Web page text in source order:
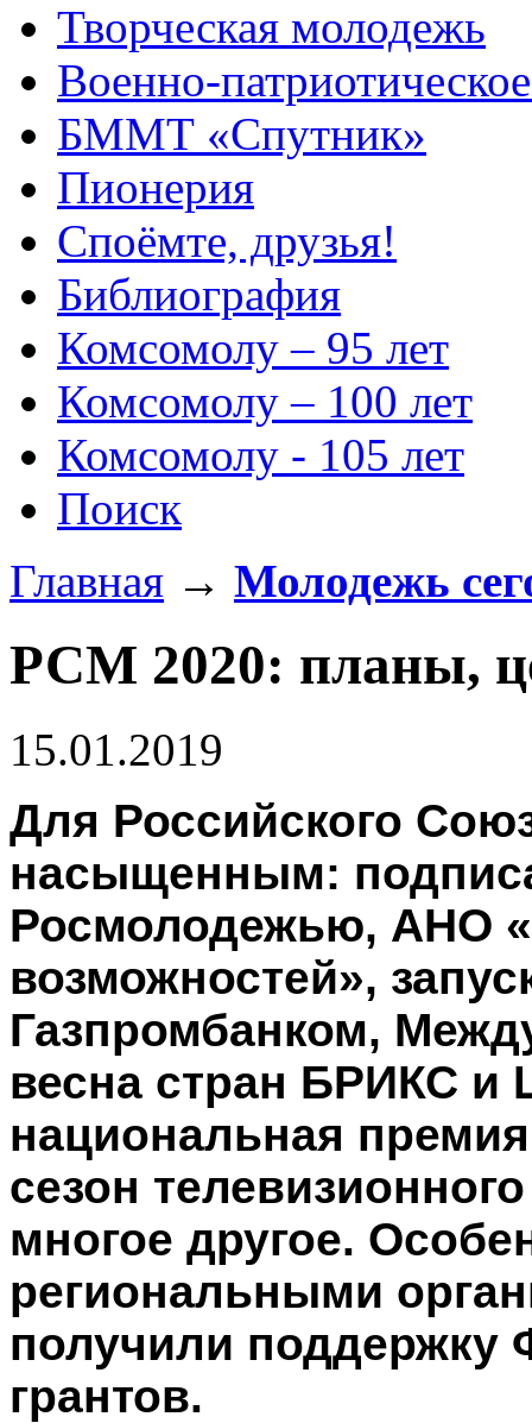
Творческая молодежь
Военно-
БММТ «Спутник»
Пионерия
Споёмте, друзья!
Библиография
Комсомолу – 95 лет
Комсомолу – 100 лет
Комсомолу - 105 лет
Поиск
Главная → Молодежь
РСМ 2020: планы,
15.01.2019
Для Российского
насыщенным:
Росмолодежью, АНО
возможностей»,
Газпромбанком,
весна стран БРИКС и
национальная
сезон
многое другое.
региональными
получили поддержку
грантов.